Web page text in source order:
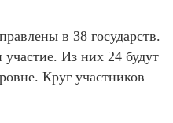
в 38 государств.
Из них 24 будут
Круг участников